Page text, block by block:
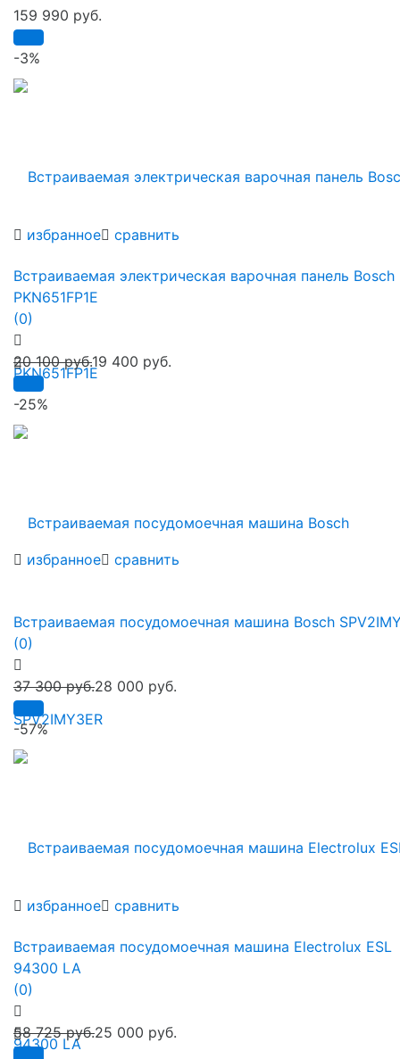
избранное сравнить
159 990 руб.
-3%
избранное сравнить
Встраиваемая электрическая варочная панель Bosch
PKN651FP1E
(0)
20 100 руб.19 400 руб.
-25%
избранное сравнить
Встраиваемая посудомоечная машина Bosch
(0)
37 300 руб.28 000 руб.
-57%
Встраиваемая посудомоечная машина Electrolux ESL
94300 LA
(0)
58 725 руб.25 000 руб.